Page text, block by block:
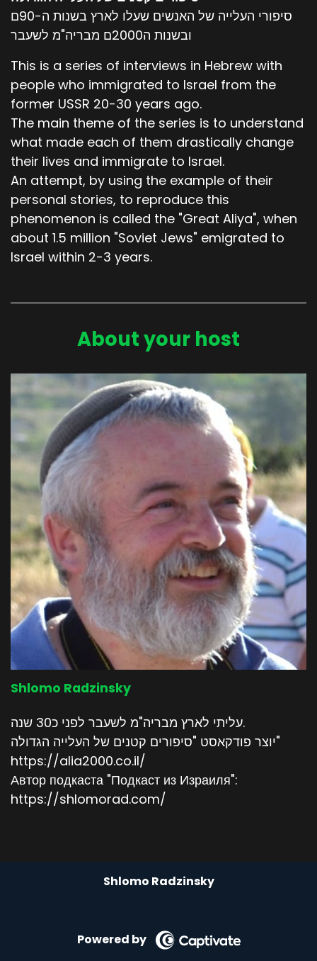
סיפורי העלייה של האנשים שעלו לארץ בשנות ה-90ם
ובשנות ה2000ם מבריה"מ לשעבר
This is a series of interviews in Hebrew with
people who immigrated to Israel from the
former USSR 20-30 years ago.
The main theme of the series is to understand
what made each of them drastically change
their lives and immigrate to Israel.
An attempt, by using the example of their
personal stories, to reproduce this
phenomenon is called the "Great Aliya", when
about 1.5 million "Soviet Jews" emigrated to
Israel within 2-3 years.
About your host
Shlomo Radzinsky
עליתי לארץ מבריה"מ לשעבר לפני כ30 שנה.
יוצר פודקאסט "סיפורים קטנים של העלייה הגדולה"
https://alia2000.co.il/
Автор подкаста "Подкаст из Израиля":
https://shlomorad.com/
Shlomo Radzinsky
Powered by